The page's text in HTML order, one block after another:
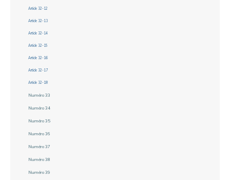
Article 32-12
Article 32-13
Article 32-14
Article 32-15
Article 32-16
Article 32-17
Article 32-18
Numéro 33
Numéro 34
Numéro 35
Numéro 36
Numéro 37
Numéro 38
Numéro 39